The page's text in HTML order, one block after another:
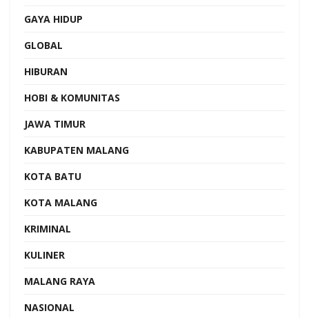
GAYA HIDUP
GLOBAL
HIBURAN
HOBI & KOMUNITAS
JAWA TIMUR
KABUPATEN MALANG
KOTA BATU
KOTA MALANG
KRIMINAL
KULINER
MALANG RAYA
NASIONAL